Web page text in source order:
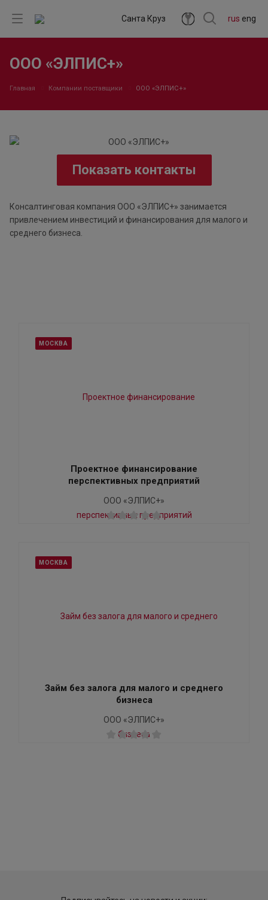
rus eng
Санта Круз
ООО «ЭЛПИС+»
Главная Компании поставщики ООО «ЭЛПИС+»
Показать контакты
Консалтинговая компания ООО «ЭЛПИС+» занимается
привлечением инвестиций и финансирования для малого и
среднего бизнеса.
МОСКВА
Проектное финансирование
перспективных предприятий
ООО «ЭЛПИС+»
МОСКВА
Займ без залога для малого и среднего
бизнеса
ООО «ЭЛПИС+»